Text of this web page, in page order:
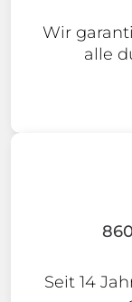
Wir
alle
Seit 14